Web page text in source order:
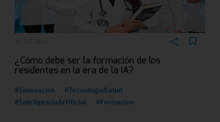
¿Cómo debe ser la formación de los
residentes en la era de la IA?
#Innovacion
#TecnologiaSalud
#InteligenciaArtificial
#Formacion